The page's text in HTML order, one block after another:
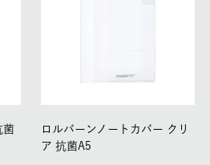
菌
ロルバーンノートカバー クリ
ア 抗菌A5